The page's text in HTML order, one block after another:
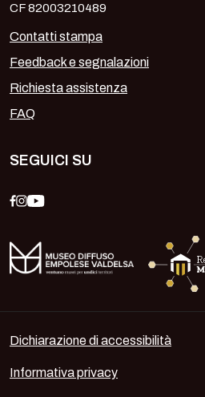
CF 82003210489
Contatti stampa
Feedback e segnalazioni
Richiesta assistenza
FAQ
SEGUICI SU
Dichiarazione di accessibilità
Informativa privacy